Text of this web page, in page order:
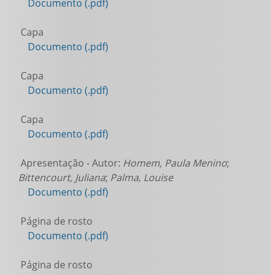
Documento (.pdf)
Capa
Documento (.pdf)
Capa
Documento (.pdf)
Capa
Documento (.pdf)
Apresentação - Autor: Homem, Paula Menino;
Bittencourt, Juliana; Palma, Louise
Documento (.pdf)
Página de rosto
Documento (.pdf)
Página de rosto